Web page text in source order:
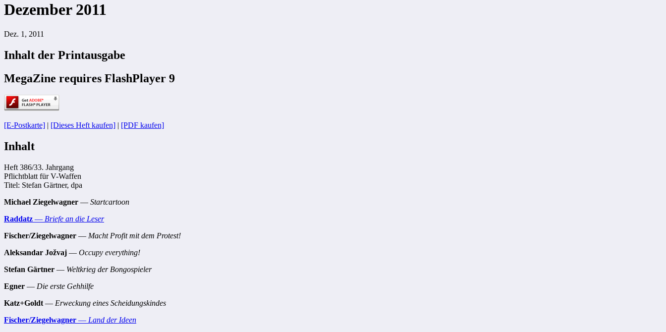
Dezember 2011
Dez. 1, 2011
Inhalt der Printausgabe
MegaZine requires FlashPlayer 9
[E-Postkarte] [Dieses Heft kaufen] [PDF kaufen]
Inhalt
Heft 386/33. Jahrgang
Pflichtblatt für V-Waffen
Titel: Stefan Gärtner, dpa
Michael Ziegelwagner — Startcartoon
Raddatz — Briefe an die Leser
Fischer/Ziegelwagner — Macht Profit mit dem Protest!
Aleksandar Jožvaj — Occupy everything!
Stefan Gärtner — Weltkrieg der Bongospieler
Egner — Die erste Gehhilfe
Katz+Goldt — Erweckung eines Scheidungskindes
Fischer/Ziegelwagner — Land der Ideen